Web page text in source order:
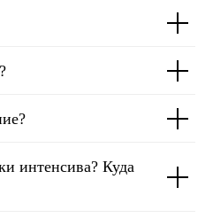
интенсива? Куда